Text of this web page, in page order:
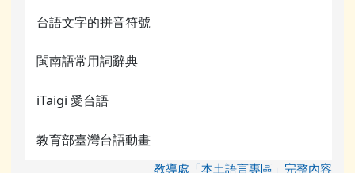
台語文字的拼音符號
閩南語常用詞辭典
iTaigi 愛台語
教育部臺灣台語動畫
教導處「本土語言專區」完整內容